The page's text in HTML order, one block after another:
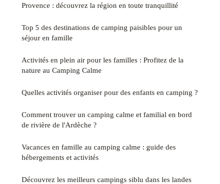
Provence : découvrez la région en toute tranquillité
Top 5 des destinations de camping paisibles pour un
séjour en famille
Activités en plein air pour les familles : Profitez de la
nature au Camping Calme
Quelles activités organiser pour des enfants en camping ?
Comment trouver un camping calme et familial en bord
de rivière de l'Ardèche ?
Vacances en famille au camping calme : guide des
hébergements et activités
Découvrez les meilleurs campings siblu dans les landes